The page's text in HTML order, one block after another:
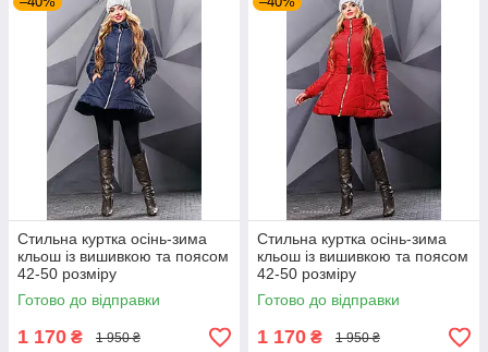
Стильна куртка осінь-зима
кльош із вишивкою та поясом
42-50 розміру
Готово до відправки
1 170 ₴ 1 950 ₴
Стильна куртка осінь-зима
кльош із вишивкою та поясом
42-50 розміру
Готово до відправки
1 170 ₴ 1 950 ₴